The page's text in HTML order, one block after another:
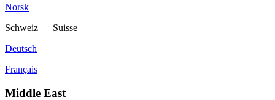
Norsk
Schweiz – Suisse
Deutsch
Français
Middle East